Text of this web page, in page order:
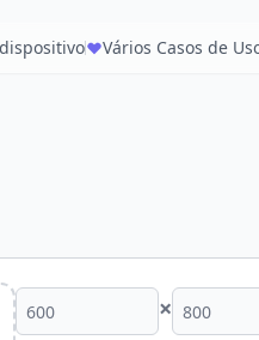
Vários Casos de
×